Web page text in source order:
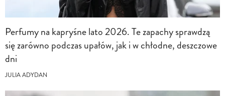
Perfumy na kapryśne lato 2026. Te zapachy sprawdzą
się zarówno podczas upałów, jak i w chłodne, deszczowe
dni
JULIA ADYDAN